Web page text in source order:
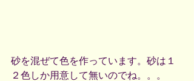
砂を混ぜて色を作っています。砂は１
２色しか用意して無いのでね。。。